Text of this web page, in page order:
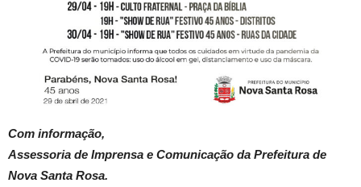
Com informação,
Assessoria de Imprensa e Comunicação da Prefeitura de
Nova Santa Rosa.